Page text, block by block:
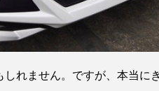
れません。ですが、本当に